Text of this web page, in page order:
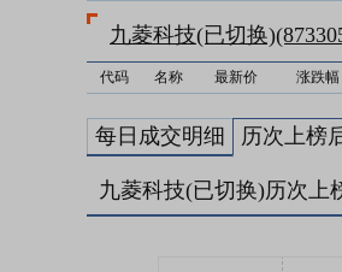
九菱科技(已切换
代码 名称 最新价 涨跌幅
每日成交明细 历次上榜
九菱科技(已切换)历次上